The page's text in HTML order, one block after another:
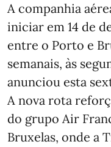
A companhia
iniciar em 14 de
entre o Porto e
semanais, às
anunciou esta
A nova rota
do grupo Air
Bruxelas, onde a